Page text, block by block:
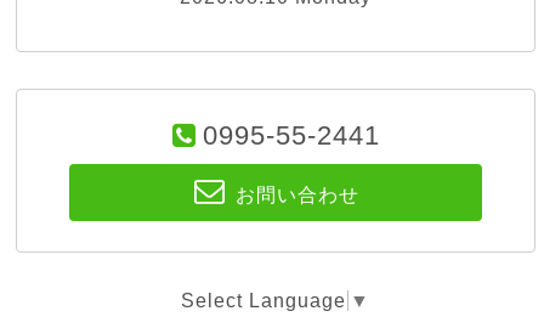
0995-55-2441
お問い合わせ
Select Language ▼